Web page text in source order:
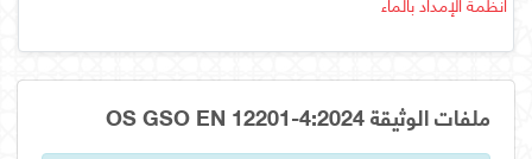
ملفات الوثيقة OS GSO EN 12201-4:2024